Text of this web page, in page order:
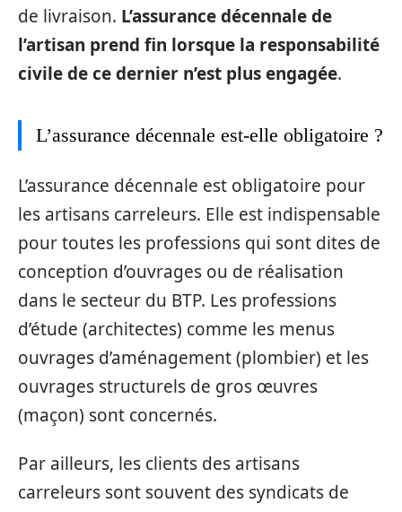
de livraison. L’assurance décennale de
l’artisan prend fin lorsque la responsabilité
civile de ce dernier n’est plus engagée.
L’assurance décennale est-elle obligatoire ?
L’assurance décennale est obligatoire pour
les artisans carreleurs. Elle est indispensable
pour toutes les professions qui sont dites de
conception d’ouvrages ou de réalisation
dans le secteur du BTP. Les professions
d’étude (architectes) comme les menus
ouvrages d’aménagement (plombier) et les
ouvrages structurels de gros œuvres
(maçon) sont concernés.
Par ailleurs, les clients des artisans
carreleurs sont souvent des syndicats de